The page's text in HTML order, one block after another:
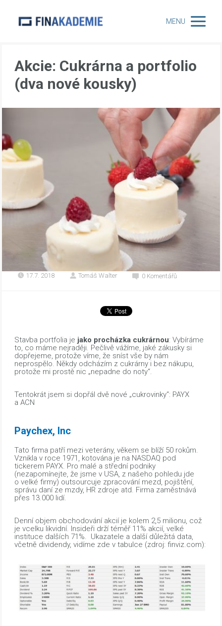
MENU
Akcie: Cukrárna a portfolio
(dva nové kousky)
17.7. 2018 Tomáš Walter 0 Komentářů
Stavba portfolia je jako procházka cukrárnou: Vybíráme
to, co máme nejraději. Pečlivě vážíme, jaké zákusky si
dopřejeme, protože víme, že sníst vše by nám
neprospělo. Někdy odcházím z cukrárny i bez nákupu,
protože mi prostě nic „nepadne do noty“.
Tentokrát jsem si dopřál dvě nové „cukrovinky“: PAYX
a ACN
Paychex, Inc
Tato firma patří mezi veterány, věkem se blíží 50 rokům.
Vznikla v roce 1971, kotována je na NASDAQ pod
tickerem PAYX. Pro malé a střední podniky
(nezapomínejte, že jsme v USA, z našeho pohledu jde
o velké firmy) outsourcuje zpracování mezd, pojištění,
správu daní ze mzdy, HR zdroje atd. Firma zaměstnává
přes 13.000 lidí.
Denní objem obchodování akcií je kolem 2,5 milionu, což
je vcelku likvidní. Insideři drží téměř 11% akcií, velké
instituce dalších 71%. Ukazatele a další důležitá data,
včetně dividendy, vidíme zde v tabulce (zdroj: finviz.com):